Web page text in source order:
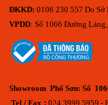
ĐKKD: 0106 230 557 Do Sở
VPDD: Số 1066 Đường
Showroom Phố Sơn: Số
Tel / Fax : 024.3999.5959 -